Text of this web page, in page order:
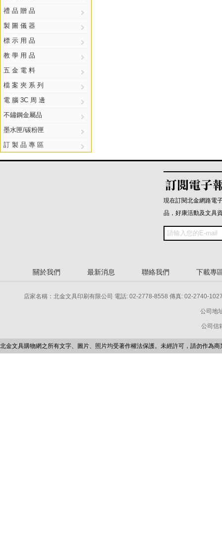
禮 品 贈 品
製 圖 儀 器
標 示 用 品
教 學 用 品
五 金 電 料
檔 案 夾 系 列
電 腦 3C 周 邊
不鏽鋼金屬品
墨水匣/碳粉匣
訂 製 品 專 區
現在訂閱北金網路電
品，好康活動及文具
關於我們 最新消息 聯絡我們 下載專
店家名稱：北金文具印刷有限公司 電話: 02-2778-8558 傳真: 02-2740-
公司地
公司信
北金文具購物網之所有文字、圖片、照片均受著作權法保護。未經許可，請勿作為商